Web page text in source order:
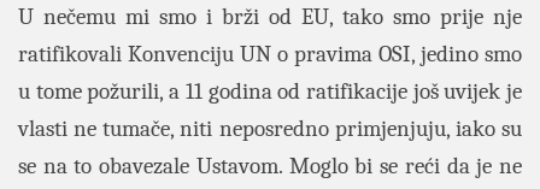
U nečemu mi smo i brži od EU, tako smo prije nje
ratifikovali Konvenciju UN o pravima OSI, jedino smo
u tome požurili, a 11 godina od ratifikacije još uvijek je
vlasti ne tumače, niti neposredno primjenjuju, iako su
se na to obavezale Ustavom. Moglo bi se reći da je ne